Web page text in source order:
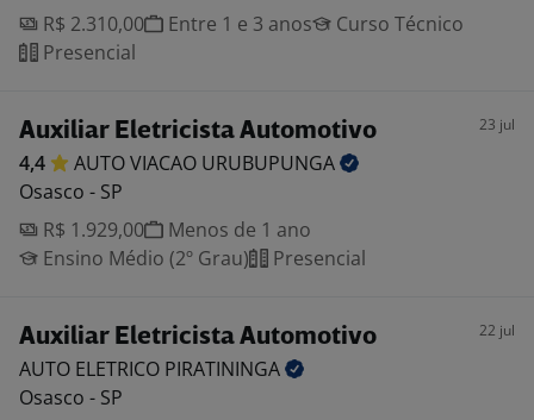
R$ 2.310,00
Entre 1 e 3 anos
Curso Técnico
Presencial
Auxiliar Eletricista Automotivo 23 jul
4,4 AUTO VIACAO URUBUPUNGA
Osasco - SP
R$ 1.929,00
Menos de 1 ano
Ensino Médio (2º Grau)
Presencial
Auxiliar Eletricista Automotivo 22 jul
AUTO ELETRICO PIRATININGA
Osasco - SP